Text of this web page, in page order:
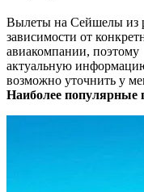
Вылеты на Сейшелы из
зависимости от
авиакомпании, поэтому
актуальную
возможно уточнить у
Наиболее